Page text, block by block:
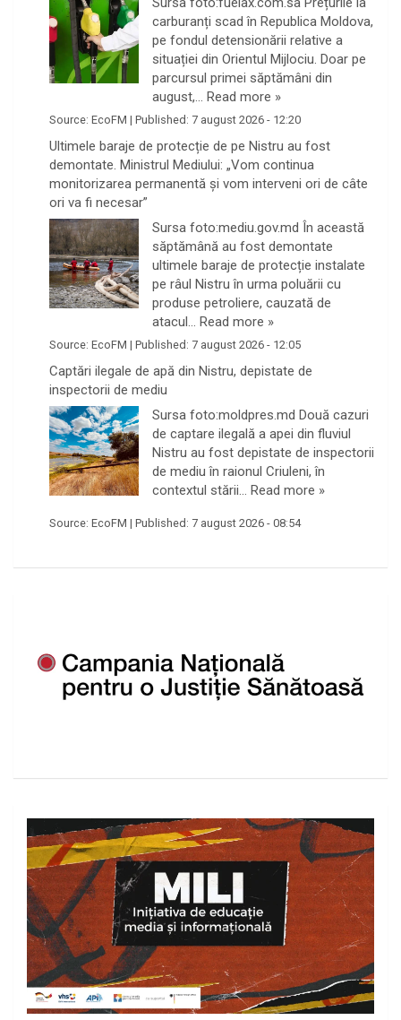
carburanți scad în Republica Moldova,
pe fondul detensionării relative a
situației din Orientul Mijlociu. Doar pe
parcursul primei săptămâni din
august,… Read more »
Source: EcoFM | Published: 7 august 2026 - 12:20
Ultimele baraje de protecție de pe Nistru au fost
demontate. Ministrul Mediului: „Vom continua
monitorizarea permanentă și vom interveni ori de câte
ori va fi necesar”
Sursa foto:mediu.gov.md În această
săptămână au fost demontate
ultimele baraje de protecție instalate
pe râul Nistru în urma poluării cu
produse petroliere, cauzată de
atacul… Read more »
Source: EcoFM | Published: 7 august 2026 - 12:05
Captări ilegale de apă din Nistru, depistate de
inspectorii de mediu
Sursa foto:moldpres.md Două cazuri
de captare ilegală a apei din fluviul
Nistru au fost depistate de inspectorii
de mediu în raionul Criuleni, în
contextul stării… Read more »
Source: EcoFM | Published: 7 august 2026 - 08:54